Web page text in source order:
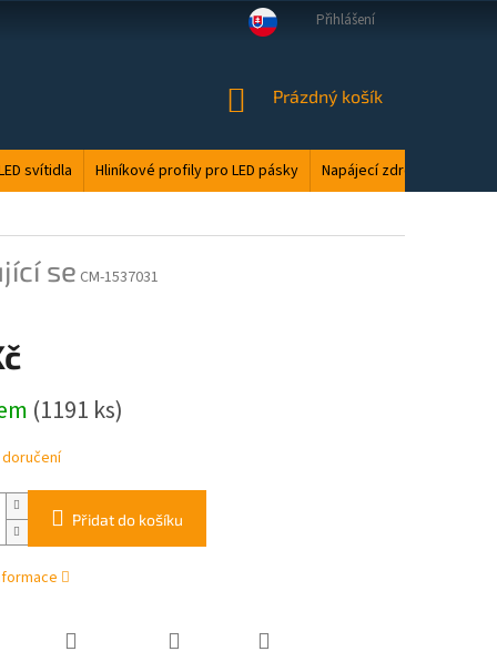
LED ODPAD PODMÍNKY OCHRANY
Přihlášení
NÁKUPNÍ
Prázdný košík
svítidla Hliníkové profily pro LED pásky Napájecí zdroje
se CM-1537031
(1191 ks)
Přidat do košíku